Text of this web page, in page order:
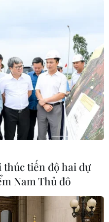
thúc tiến độ hai dự
Nam Thủ đô